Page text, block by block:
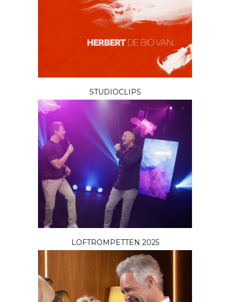
STUDIOCLIPS
LOFTROMPETTEN 2025